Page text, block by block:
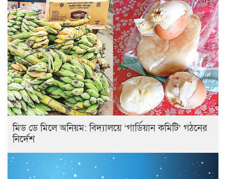
মিড ডে মিলে অনিয়ম: বিদ্যালয়ে ‘গার্ডিয়ান কমিটি’ গঠনের
নির্দেশ